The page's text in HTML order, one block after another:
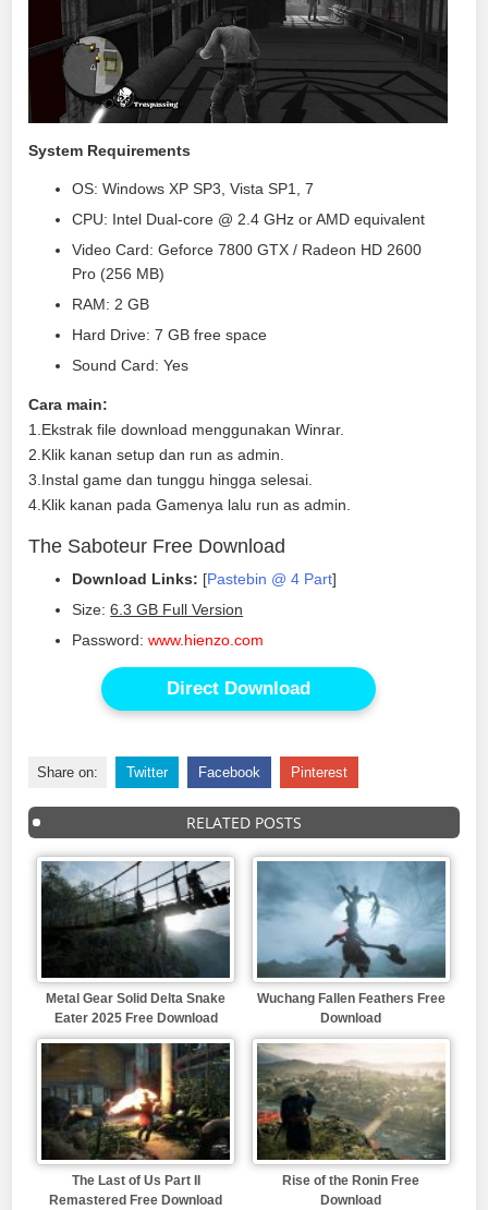
System Requirements
OS: Windows XP SP3, Vista SP1, 7
CPU: Intel Dual-core @ 2.4 GHz or AMD equivalent
Video Card: Geforce 7800 GTX / Radeon HD 2600
Pro (256 MB)
RAM: 2 GB
Hard Drive: 7 GB free space
Sound Card: Yes
Cara main:
1.Ekstrak file download menggunakan Winrar.
2.Klik kanan setup dan run as admin.
3.Instal game dan tunggu hingga selesai.
4.Klik kanan pada Gamenya lalu run as admin.
The Saboteur Free Download
Download Links: [Pastebin @ 4 Part]
Size:6.3 GB Full Version
Password:www.hienzo.com
Direct Download
Share on: Twitter Facebook Pinterest
RELATED POSTS
Metal Gear Solid Delta Snake
Eater 2025 Free Download
Wuchang Fallen Feathers Free
Download
The Last of Us Part II
Remastered Free Download
Rise of the Ronin Free
Download